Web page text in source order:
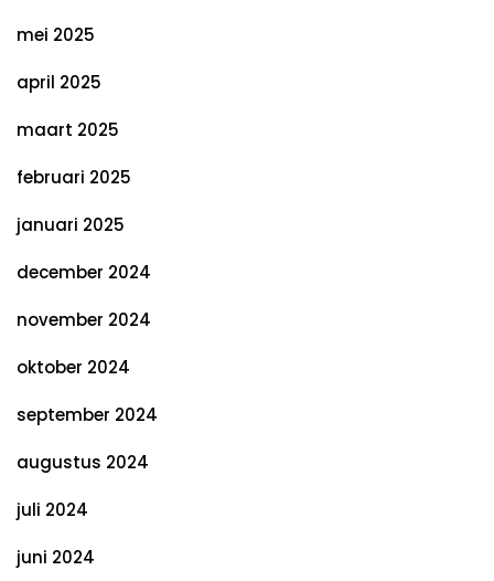
mei 2025
april 2025
maart 2025
februari 2025
januari 2025
december 2024
november 2024
oktober 2024
september 2024
augustus 2024
juli 2024
juni 2024